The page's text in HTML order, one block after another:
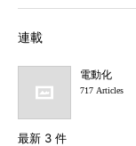
連載
電動化
717 Articles
最新 3 件